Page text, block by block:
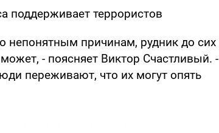
поддерживает террористов
непонятным причинам, рудник до сих
- поясняет Виктор Счастливый. -
переживают, что их могут опять